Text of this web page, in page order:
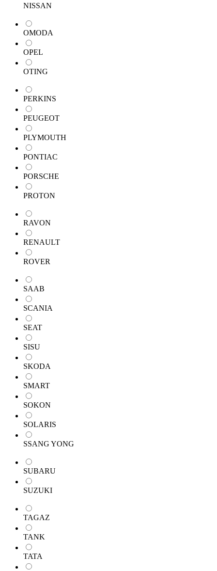
NISSAN
OMODA
OPEL
OTING
PERKINS
PEUGEOT
PLYMOUTH
PONTIAC
PORSCHE
PROTON
RAVON
RENAULT
ROVER
SAAB
SCANIA
SEAT
SISU
SKODA
SMART
SOKON
SOLARIS
SSANG YONG
SUBARU
SUZUKI
TAGAZ
TANK
TATA